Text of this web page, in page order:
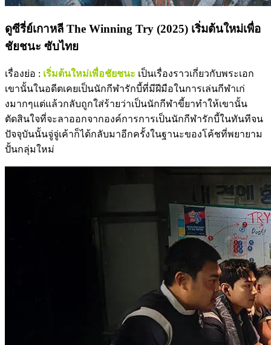
ดูซีรี่ย์เกาหลี The Winning Try (2025) เริ่มต้นใหม่เพื่อ
ชัยชนะ ซับไทย
เรื่องย่อ : เริ่มต้นใหม่เพื่อชัยชนะ เป็นเรื่องราวเกี่ยวกับพระเอก
เขานั้นในอดีตเคยเป็นนักกีฬารักบี้ที่มีฝีมือในการเล่นกีฬาเก่
งมากๆแต่แล้วกลับถูกใส่ร้ายว่าเป็นนักกีฬาขี้ยาทำให้เขานั้น
ตัดสินใจที่จะลาออกจากองค์การการเป็นนักกีฬารักบี้ในทันทีจน
ปัจจุบันนั้นจู่จู่เค้าก็ได้กลับมาอีกครั้งในฐานะของโค้ชที่พยายาม
ปั้นกลุ่มใหม่